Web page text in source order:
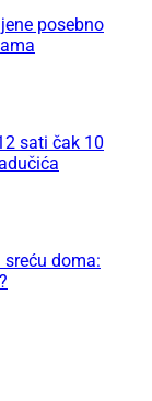
posebno
sati čak 10
doma: